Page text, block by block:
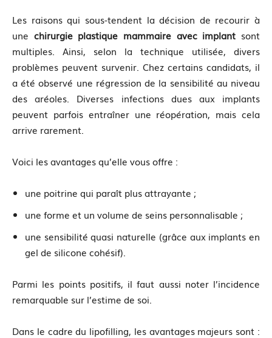
Les raisons qui sous-tendent la décision de recourir à
une chirurgie plastique mammaire avec implant sont
multiples. Ainsi, selon la technique utilisée, divers
problèmes peuvent survenir. Chez certains candidats, il
a été observé une régression de la sensibilité au niveau
des aréoles. Diverses infections dues aux implants
peuvent parfois entraîner une réopération, mais cela
arrive rarement.
Voici les avantages qu’elle vous offre :
une poitrine qui paraît plus attrayante ;
une forme et un volume de seins personnalisable ;
une sensibilité quasi naturelle (grâce aux implants en
gel de silicone cohésif).
Parmi les points positifs, il faut aussi noter l’incidence
remarquable sur l’estime de soi.
Dans le cadre du lipofilling, les avantages majeurs sont :